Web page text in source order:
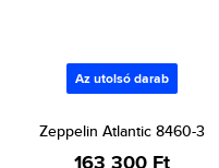
Az utolsó darab
Zeppelin Atlantic 8460-3